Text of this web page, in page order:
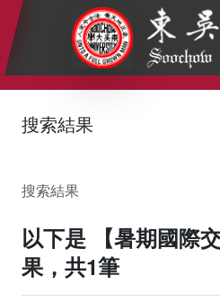
:::
搜索結果
搜索結果
以下是 【暑期國際
果，共1筆